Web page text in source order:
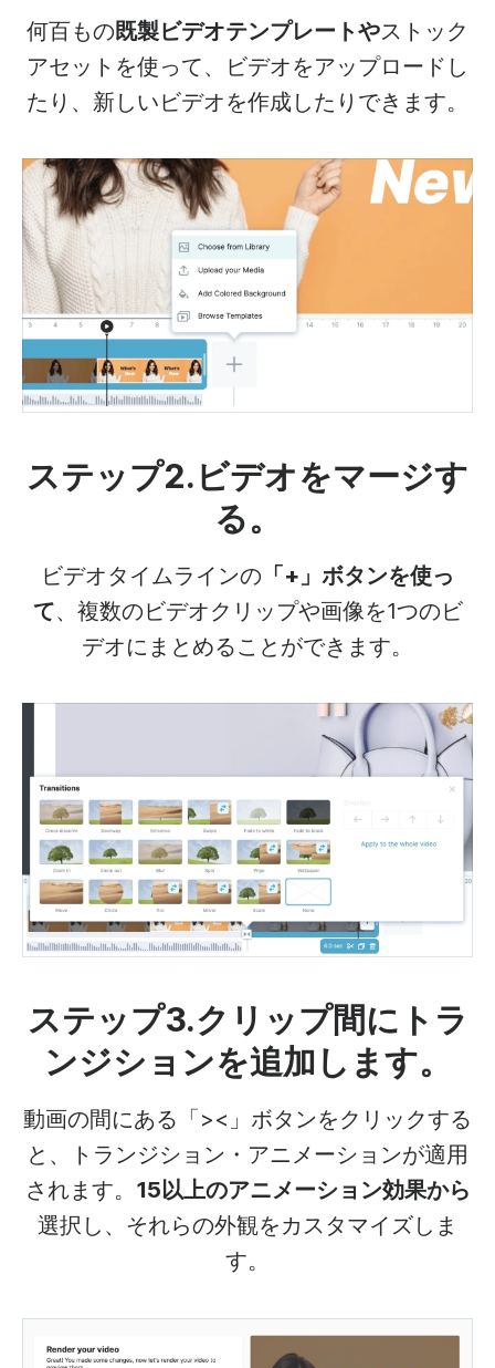
何百もの既製ビデオテンプレートやストック
アセットを使って、ビデオをアップロードし
たり、新しいビデオを作成したりできます。
ステップ2.ビデオをマージす
る。
ビデオタイムラインの 「+」ボタンを使っ
て、複数のビデオクリップや画像を1つのビ
デオにまとめることができます。
ステップ3.クリップ間にトラ
ンジションを追加します。
動画の間にある「><」ボタンをクリックする
と、トランジション・アニメーションが適用
されます。 15以上のアニメーション効果から
選択し、それらの外観をカスタマイズしま
す。